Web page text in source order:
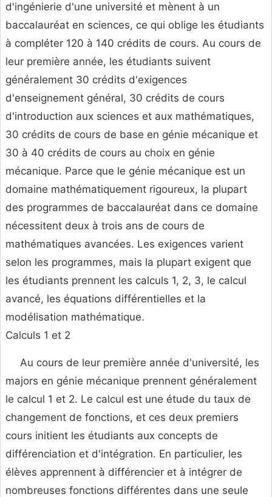
d'ingénierie d'une université et mènent à un
baccalauréat en sciences, ce qui oblige les étudiants
à compléter 120 à 140 crédits de cours. Au cours de
leur première année, les étudiants suivent
généralement 30 crédits d'exigences
d'enseignement général, 30 crédits de cours
d'introduction aux sciences et aux mathématiques,
30 crédits de cours de base en génie mécanique et
30 à 40 crédits de cours au choix en génie
mécanique. Parce que le génie mécanique est un
domaine mathématiquement rigoureux, la plupart
des programmes de baccalauréat dans ce domaine
nécessitent deux à trois ans de cours de
mathématiques avancées. Les exigences varient
selon les programmes, mais la plupart exigent que
les étudiants prennent les calculs 1, 2, 3, le calcul
avancé, les équations différentielles et la
modélisation mathématique.
Calculs 1 et 2
Au cours de leur première année d'université, les
majors en génie mécanique prennent généralement
le calcul 1 et 2. Le calcul est une étude du taux de
changement de fonctions, et ces deux premiers
cours initient les étudiants aux concepts de
différenciation et d'intégration. En particulier, les
élèves apprennent à différencier et à intégrer de
nombreuses fonctions différentes dans une seule